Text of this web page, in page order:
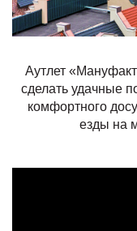
Аутлет
сделать удачные
комфортного
езды на